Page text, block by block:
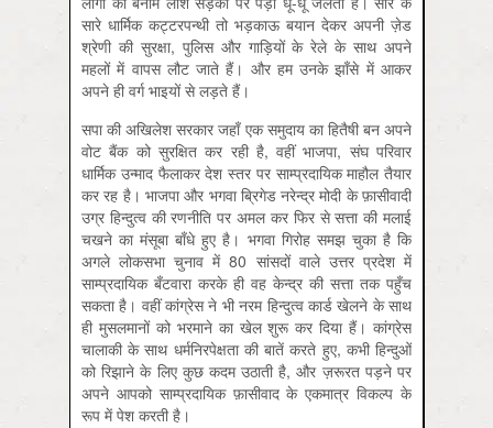
सारे धार्मिक कट्टरपन्थी तो भड़काऊ बयान देकर अपनी ज़ेड
श्रेणी की सुरक्षा, पुलिस और गाड़ियों के रेले के साथ अपने
महलों में वापस लौट जाते हैं। और हम उनके झाँसे में आकर
अपने ही वर्ग भाइयों से लड़ते हैं।
सपा की अखिलेश सरकार जहाँ एक समुदाय का हितैषी बन अपने
वोट बैंक को सुरक्षित कर रही है, वहीं भाजपा, संघ परिवार
धार्मिक उन्माद फैलाकर देश स्तर पर साम्प्रदायिक माहौल तैयार
कर रह है। भाजपा और भगवा ब्रिगेड नरेन्द्र मोदी के फ़ासीवादी
उग्र हिन्दुत्व की रणनीति पर अमल कर फिर से सत्ता की मलाई
चखने का मंसूबा बाँधे हुए है। भगवा गिरोह समझ चुका है कि
अगले लोकसभा चुनाव में 80 सांसदों वाले उत्तर प्रदेश में
साम्प्रदायिक बँटवारा करके ही वह केन्द्र की सत्ता तक पहुँच
सकता है। वहीं कांग्रेस ने भी नरम हिन्दुत्व कार्ड खेलने के साथ
ही मुसलमानों को भरमाने का खेल शुरू कर दिया हैं। कांग्रेस
चालाकी के साथ धर्मनिरपेक्षता की बातें करते हुए, कभी हिन्दुओं
को रिझाने के लिए कुछ कदम उठाती है, और ज़रूरत पड़ने पर
अपने आपको साम्प्रदायिक फ़ासीवाद के एकमात्र विकल्प के
रूप में पेश करती है।